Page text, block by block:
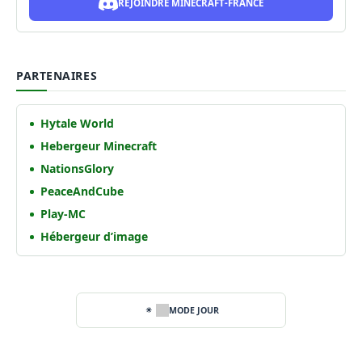
REJOINDRE MINECRAFT-FRANCE
PARTENAIRES
Hytale World
Hebergeur Minecraft
NationsGlory
PeaceAndCube
Play-MC
Hébergeur d’image
MODE JOUR